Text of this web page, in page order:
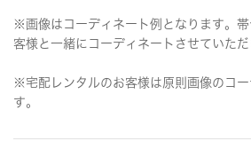
※画像はコーディネート例となります。
客様と一緒にコーディネートさせていただ
※宅配レンタルのお客様は原則画像のコ
す。